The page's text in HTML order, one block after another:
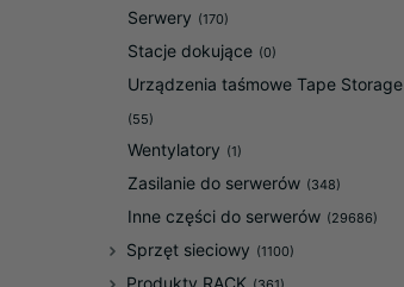
Serwery (170)
Stacje dokujące (0)
Urządzenia taśmowe Tape Storage
(55)
Wentylatory (1)
Zasilanie do serwerów (348)
Inne części do serwerów (29686)
Sprzęt sieciowy (1100)